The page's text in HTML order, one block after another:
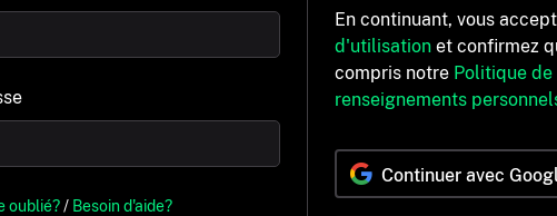
oublié?/ Besoin d'aide?
En continuant, vous
d'utilisation et confirmez
compris notre Politique
renseignements
Continuer avec